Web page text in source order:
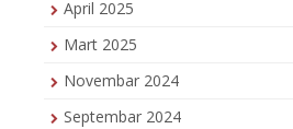
April 2025
Mart 2025
Novembar 2024
Septembar 2024